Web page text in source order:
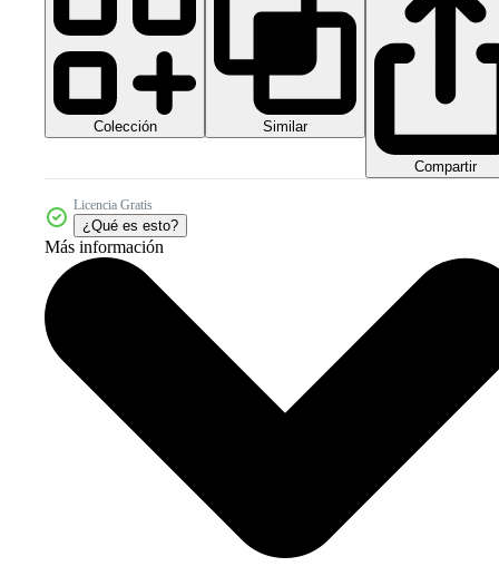
Colección Similar
Compartir
Licencia Gratis
¿Qué es esto?
Más información